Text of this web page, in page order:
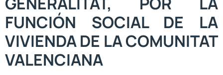
FUNCIÓN SOCIAL DE LA
VIVIENDA DE LA COMUNITAT
VALENCIANA